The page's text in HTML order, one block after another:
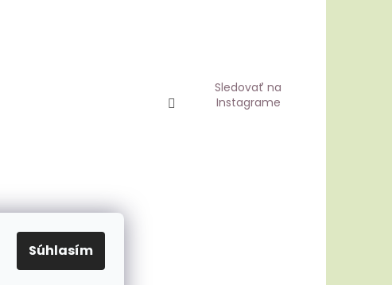
Súhlasím
Sledovať na
Instagrame